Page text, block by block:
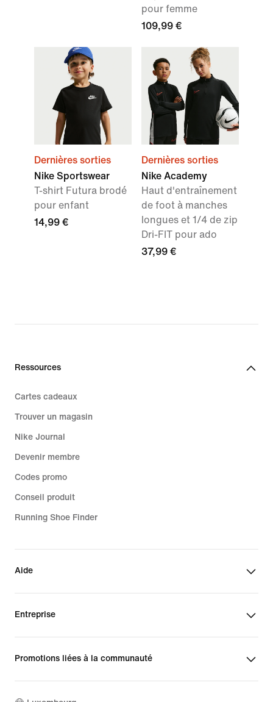
pour femme
109,99 €
Dernières sorties
Nike Sportswear
T-shirt Futura brodé
pour enfant
14,99 €
Dernières sorties
Nike Academy
Haut d'entraînement
de foot à manches
longues et 1/4 de zip
Dri-FIT pour ado
37,99 €
Ressources
Cartes cadeaux
Trouver un magasin
Nike Journal
Devenir membre
Codes promo
Conseil produit
Running Shoe Finder
Aide
Entreprise
Promotions liées à la communauté